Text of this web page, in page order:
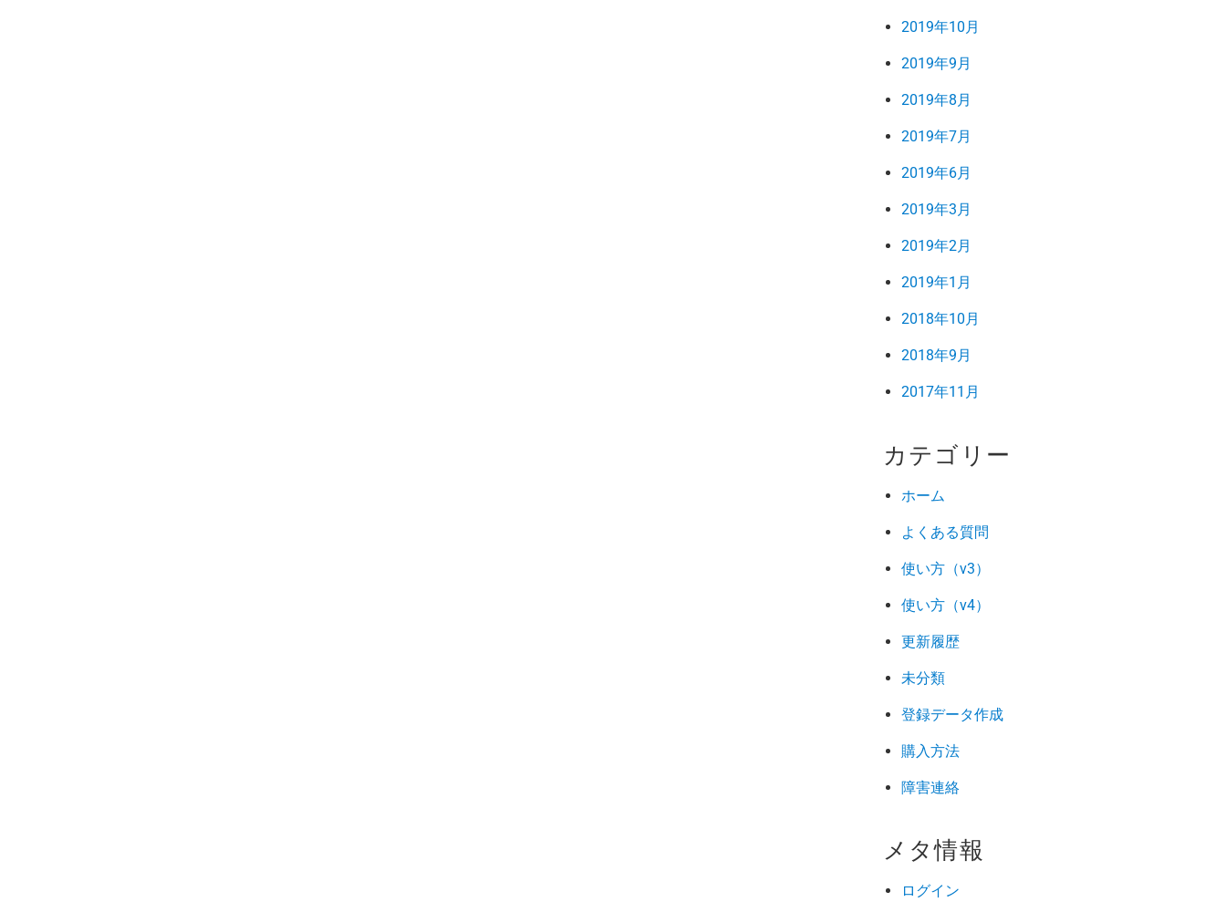
2019年10月
2019年9月
2019年8月
2019年7月
2019年6月
2019年3月
2019年2月
2019年1月
2018年10月
2018年9月
2017年11月
カテゴリー
ホーム
よくある質問
使い方（v3）
使い方（v4）
更新履歴
未分類
登録データ作成
購入方法
障害連絡
メタ情報
ログイン